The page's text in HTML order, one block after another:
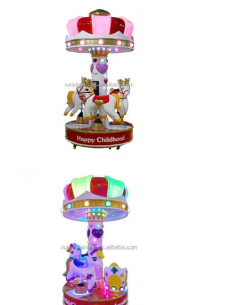
হাতুড়ি আঘাত খেলা মেশিন
ক্লিপ প্রাইজ মেশিন
আর্কেড গেম মেশিন
বিনোদন পার্ক বাম্পার গাড়ি
মুদ্রা চালিত কিডি রাইড
ক্যারোসেল কিডি রাইড
টোকেন এক্সচেঞ্জ মেশিন